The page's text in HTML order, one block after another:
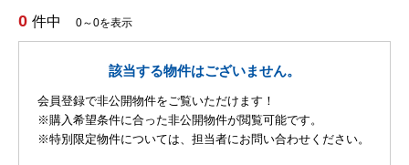
0 件中 0～0を表示
該当する物件はございません。
会員登録で非公開物件をご覧いただけます！
※購入希望条件に合った非公開物件が閲覧可能です。
※特別限定物件については、担当者にお問い合わせください。